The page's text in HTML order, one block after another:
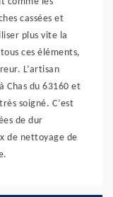
cassées et
plus vite la
ces éléments,
L’artisan
Chas du 63160 et
soigné. C’est
de dur
de nettoyage de